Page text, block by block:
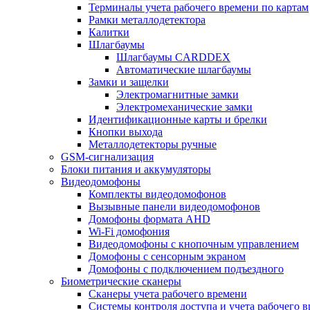
Терминалы учета рабочего времени по картам
Рамки металлодетектора
Калитки
Шлагбаумы
Шлагбаумы CARDDEX
Автоматические шлагбаумы
Замки и защелки
Электромагнитные замки
Электромеханические замки
Идентификационные карты и брелки
Кнопки выхода
Металлодетекторы ручные
GSM-сигнализация
Блоки питания и аккумуляторы
Видеодомофоны
Комплекты видеодомофонов
Вызывные панели видеодомофонов
Домофоны формата AHD
Wi-Fi домофония
Видеодомофоны с кнопочным управлением
Домофоны с сенсорным экраном
Домофоны с подключением подъездного
Биометрические сканеры
Сканеры учета рабочего времени
Системы контроля доступа и учета рабочего